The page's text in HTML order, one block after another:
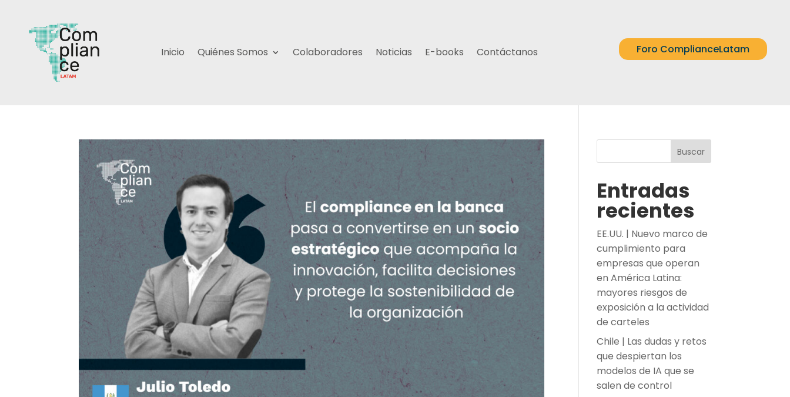
Inicio Quiénes Somos Colaboradores Noticias E-books Contáctanos Foro ComplianceLatam
Buscar
Entradas
recientes
EE.UU. | Nuevo marco de
cumplimiento para
empresas que operan
en América Latina:
mayores riesgos de
exposición a la actividad
de carteles
Chile | Las dudas y retos
que despiertan los
modelos de IA que se
salen de control